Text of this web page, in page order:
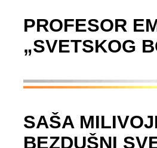
PROFESOR
„SVETSKOG
SAŠA
BEZDUŠNI